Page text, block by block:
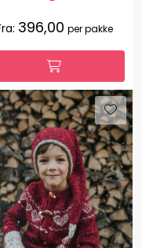
396,00 per pakke